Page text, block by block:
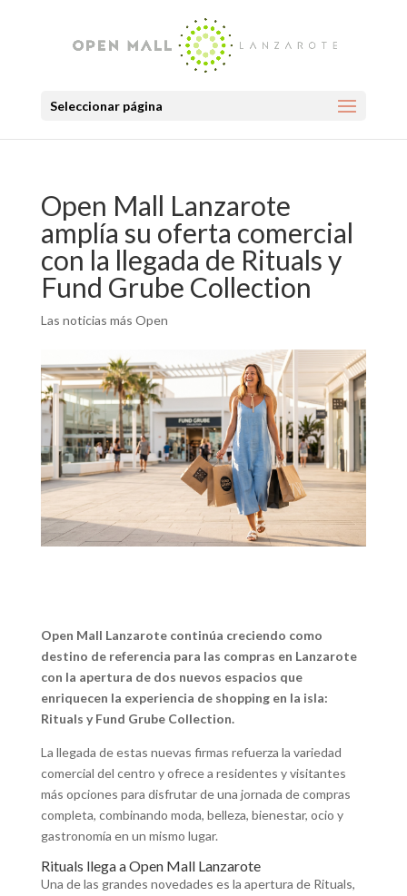
Seleccionar página
Open Mall Lanzarote
amplía su oferta comercial
con la llegada de Rituals y
Fund Grube Collection
Las noticias más Open
Open Mall Lanzarote continúa creciendo como
destino de referencia para las compras en Lanzarote
con la apertura de dos nuevos espacios que
enriquecen la experiencia de shopping en la isla:
Rituals y Fund Grube Collection.
La llegada de estas nuevas firmas refuerza la variedad
comercial del centro y ofrece a residentes y visitantes
más opciones para disfrutar de una jornada de compras
completa, combinando moda, belleza, bienestar, ocio y
gastronomía en un mismo lugar.
Rituals llega a Open Mall Lanzarote
Una de las grandes novedades es la apertura de Rituals,